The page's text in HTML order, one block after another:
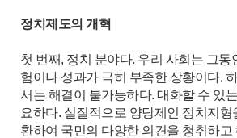
정치제도의 개혁
첫 번째, 정치 분야다. 우리 사회는 그동
험이나 성과가 극히 부족한 상황이다.
서는 해결이 불가능하다. 대화할 수 있
요하다. 실질적으로 양당제인 정치지형
환하여 국민의 다양한 의견을 청취하고